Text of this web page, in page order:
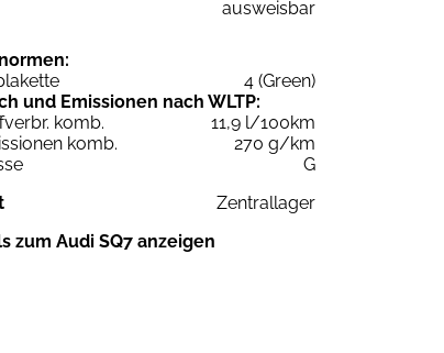
ausweisbar
4 (Green)
und Emissionen nach WLTP:
komb.
11,9 l/100km
komb.
270 g/km
G
Zentrallager
zum Audi SQ7 anzeigen